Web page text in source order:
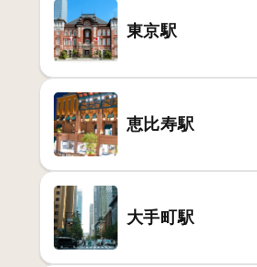
東京駅
恵比寿駅
大手町駅